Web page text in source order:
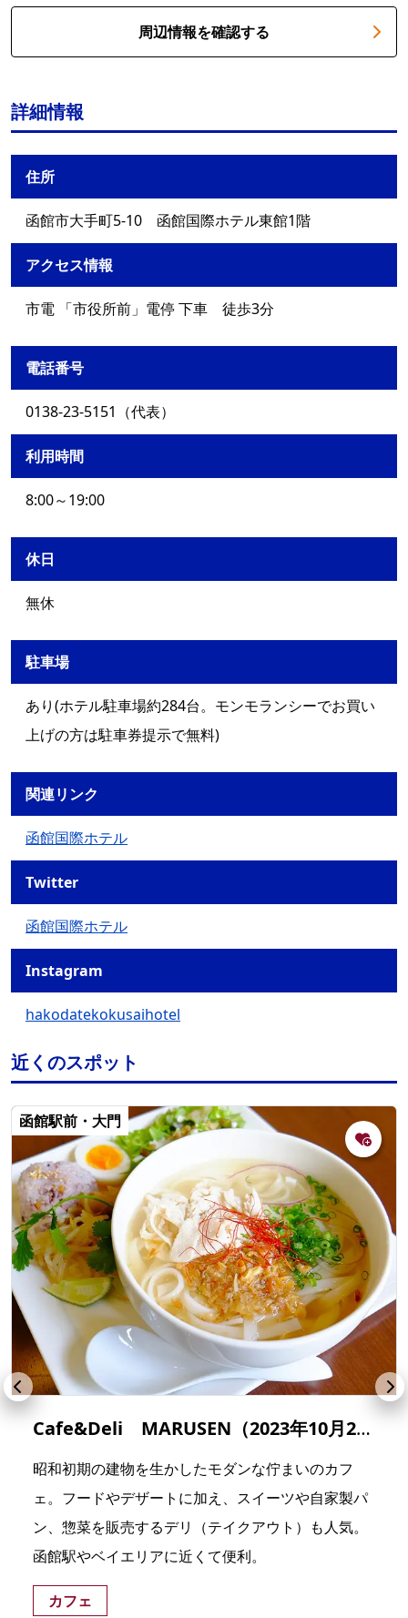
周辺情報を確認する
詳細情報
住所
函館市大手町5-10 函館国際ホテル東館1階
アクセス情報
市電 「市役所前」電停 下車 徒歩3分
電話番号
0138-23-5151（代表）
利用時間
8:00～19:00
休日
無休
駐車場
あり(ホテル駐車場約284台。モンモランシーでお買い
上げの方は駐車券提示で無料)
関連リンク
函館国際ホテル
Twitter
函館国際ホテル
Instagram
hakodatekokusaihotel
近くのスポット
函館駅前・大門
Cafe&Deli MARUSEN（2023年10月22日、移転のため一時閉店）
昭和初期の建物を生かしたモダンな佇まいのカフ
ェ。フードやデザートに加え、スイーツや自家製パ
ン、惣菜を販売するデリ（テイクアウト）も人気。
函館駅やベイエリアに近くて便利。
カフェ